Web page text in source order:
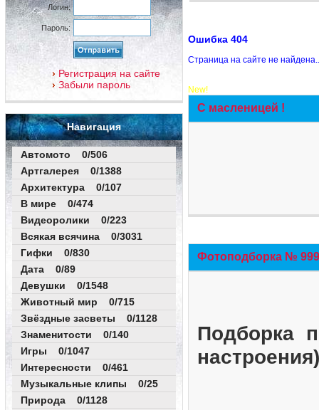
Логин:
Пароль:
Регистрация на сайте
Забыли пароль
Навигация
Автомото 0/506
Артгалерея 0/1388
Архитектура 0/107
В мире 0/474
Видеоролики 0/223
Всякая всячина 0/3031
Гифки 0/830
Дата 0/89
Девушки 0/1548
Животный мир 0/715
Звёздные засветы 0/1128
Знаменитости 0/140
Игры 0/1047
Интересности 0/461
Музыкальные клипы 0/25
Природа 0/1128
Ошибка 404
Страница на сайте не
New!
С масленицей !
Фотоподборка №
Подборка